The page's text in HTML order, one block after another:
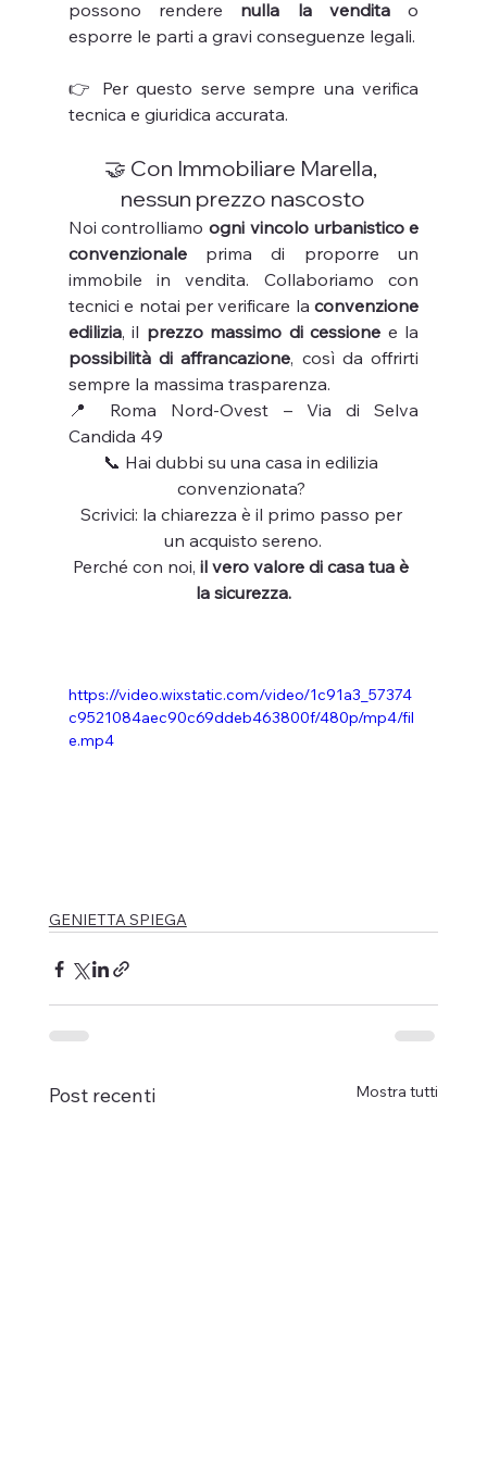
possono rendere nulla la vendita o
esporre le parti a gravi conseguenze legali.
👉 Per questo serve sempre una verifica
tecnica e giuridica accurata.
🤝 Con Immobiliare Marella,
nessun prezzo nascosto
Noi controlliamo ogni vincolo urbanistico e
convenzionale prima di proporre un
immobile in vendita. Collaboriamo con
tecnici e notai per verificare la convenzione
edilizia, il prezzo massimo di cessione
possibilità di affrancazione, così da offrirti
sempre la massima trasparenza.
📍 Roma Nord-Ovest – Via di Selva
Candida 49
📞 Hai dubbi su una casa in edilizia
convenzionata?
Scrivici: la chiarezza è il primo passo per
un acquisto sereno.
Perché con noi, il vero valore di casa tua è
la sicurezza.
https://video.wixstatic.com/video/1c91a3_57374
c9521084aec90c69ddeb463800f/480p/mp4/fil
e.mp4
GENIETTA SPIEGA
Post recenti Mostra tutti